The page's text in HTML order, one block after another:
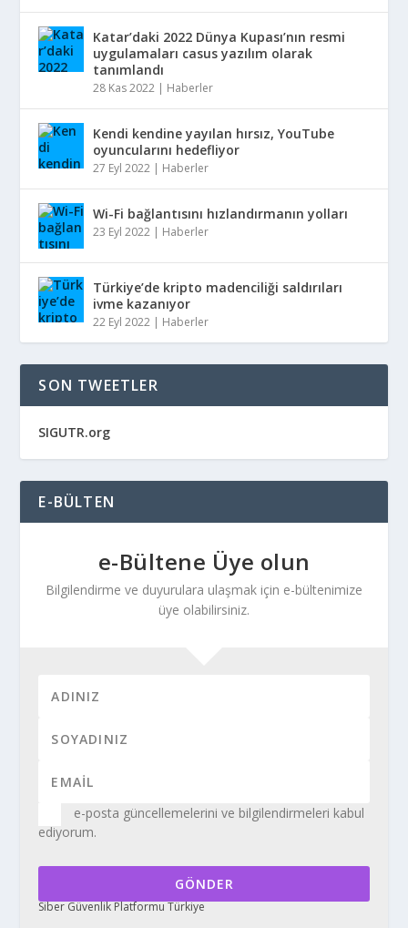
Katar’daki 2022 Dünya Kupası’nın resmi
uygulamaları casus yazılım olarak
tanımlandı
28 Kas 2022 | Haberler
Kendi kendine yayılan hırsız, YouTube
oyuncularını hedefliyor
27 Eyl 2022 | Haberler
Wi-Fi bağlantısını hızlandırmanın yolları
23 Eyl 2022 | Haberler
Türkiye’de kripto madenciliği saldırıları
ivme kazanıyor
22 Eyl 2022 | Haberler
SON TWEETLER
SIGUTR.org
E-BÜLTEN
e-Bültene Üye olun
Bilgilendirme ve duyurulara ulaşmak için e-bültenimize
üye olabilirsiniz.
e-posta güncellemelerini ve bilgilendirmeleri kabul
ediyorum.
GÖNDER
Siber Güvenlik Platformu Türkiye